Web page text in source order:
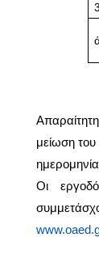
μείωση
Οι